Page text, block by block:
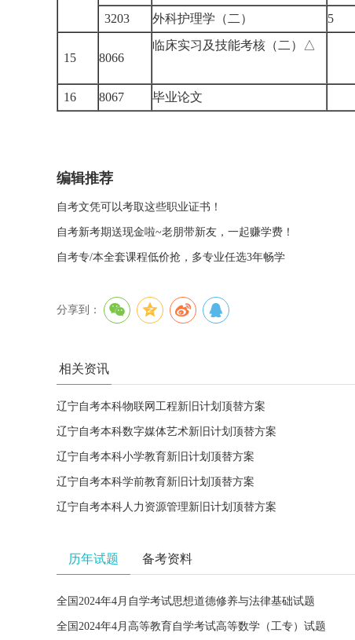
3203
外科护理学（二） 5
15 8066
临床实习及技能考核（二）△
16 8067 毕业论文
编辑推荐
自考文凭可以考取这些职业证书！
自考新考期送现金啦~老朋带新友，一起赚学费！
自考专/本全套课程低价抢，多专业任选3年畅学
分享到：
相关资讯
辽宁自考本科物联网工程新旧计划顶替方案
辽宁自考本科数字媒体艺术新旧计划顶替方案
辽宁自考本科小学教育新旧计划顶替方案
辽宁自考本科学前教育新旧计划顶替方案
辽宁自考本科人力资源管理新旧计划顶替方案
历年试题 备考资料
全国2024年4月自学考试思想道德修养与法律基础试题
全国2024年4月高等教育自学考试高等数学（工专）试题